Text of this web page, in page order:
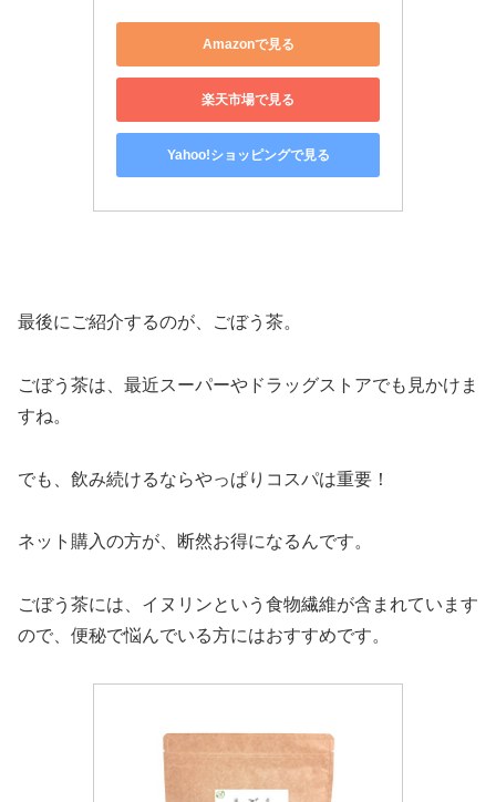
Amazonで見る
楽天市場で見る
Yahoo!ショッピングで見る
最後にご紹介するのが、ごぼう茶。
ごぼう茶は、最近スーパーやドラッグストアでも見かけま
すね。
でも、飲み続けるならやっぱりコスパは重要！
ネット購入の方が、断然お得になるんです。
ごぼう茶には、イヌリンという食物繊維が含まれています
ので、便秘で悩んでいる方にはおすすめです。